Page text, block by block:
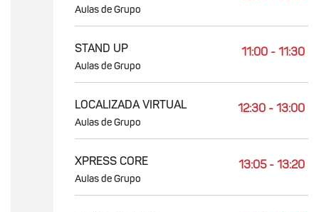
Aulas de Grupo
11:00 - 11:30
STAND UP
Aulas de Grupo
12:30 - 13:00
LOCALIZADA VIRTUAL
Aulas de Grupo
13:05 - 13:20
XPRESS CORE
Aulas de Grupo